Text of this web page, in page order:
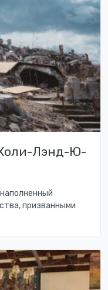
Лэнд-Ю-
призванными